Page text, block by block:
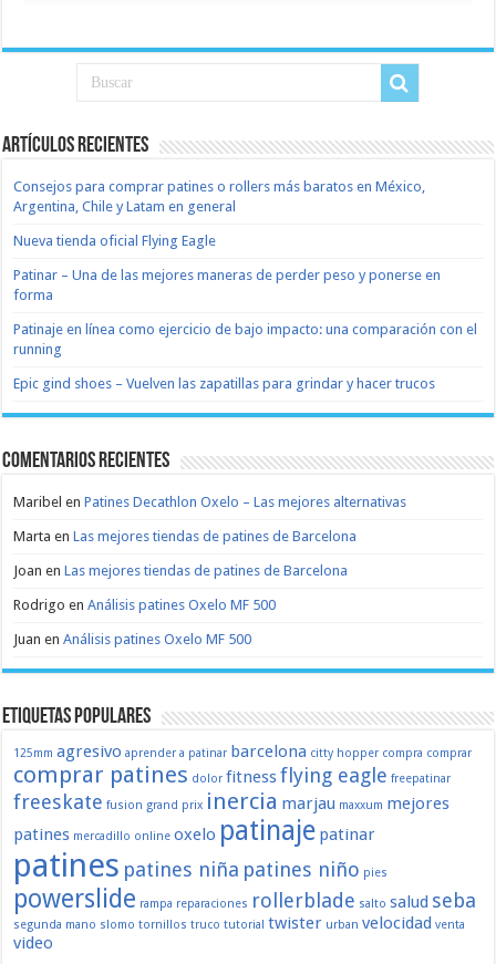
Artículos recientes
Consejos para comprar patines o rollers más baratos en México,
Argentina, Chile y Latam en general
Nueva tienda oficial Flying Eagle
Patinar – Una de las mejores maneras de perder peso y ponerse en
forma
Patinaje en línea como ejercicio de bajo impacto: una comparación con el
running
Epic gind shoes – Vuelven las zapatillas para grindar y hacer trucos
Comentarios recientes
Maribel enPatines Decathlon Oxelo – Las mejores alternativas
Marta enLas mejores tiendas de patines de Barcelona
Joan enLas mejores tiendas de patines de Barcelona
Rodrigo enAnálisis patines Oxelo MF 500
Juan enAnálisis patines Oxelo MF 500
Etiquetas populares
125mm agresivo aprender a patinar barcelona citty hopper compra comprar
comprar patines dolor fitnessflying eagle freepatinar
freeskate fusion grand prix inercia marjau maxxum mejores
patines mercadillo online oxelo patinaje patinar
patines patines niña patines niño pies
powerslide rampa reparaciones rollerblade salto salud seba
segunda mano slomo tornillos truco tutorial twister urban velocidad venta
video